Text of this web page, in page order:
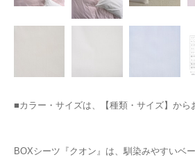
■カラー・サイズは、【種類・サイズ】から
BOXシーツ『クオン』は、馴染みやすいベ